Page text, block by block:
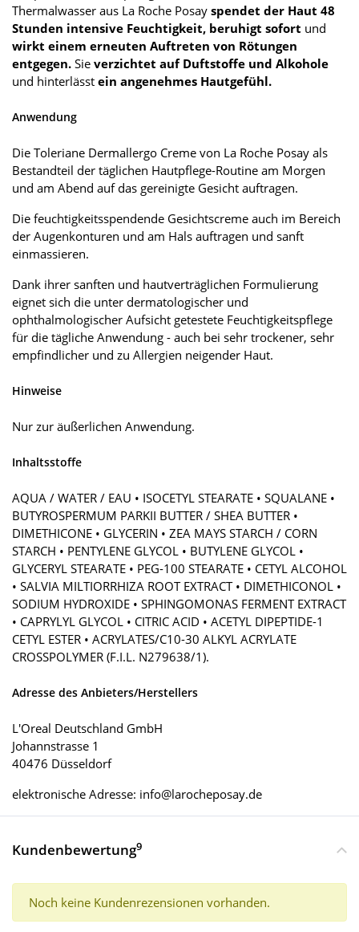
Thermalwasser aus La Roche Posay spendet der Haut 48
Stunden intensive Feuchtigkeit, beruhigt sofort und
wirkt einem erneuten Auftreten von Rötungen
entgegen. Sie verzichtet auf Duftstoffe und Alkohole
und hinterlässt ein angenehmes Hautgefühl.
Anwendung
Die Toleriane Dermallergo Creme von La Roche Posay als
Bestandteil der täglichen Hautpflege-Routine am Morgen
und am Abend auf das gereinigte Gesicht auftragen.
Die feuchtigkeitsspendende Gesichtscreme auch im Bereich
der Augenkonturen und am Hals auftragen und sanft
einmassieren.
Dank ihrer sanften und hautverträglichen Formulierung
eignet sich die unter dermatologischer und
ophthalmologischer Aufsicht getestete Feuchtigkeitspflege
für die tägliche Anwendung - auch bei sehr trockener, sehr
empfindlicher und zu Allergien neigender Haut.
Hinweise
Nur zur äußerlichen Anwendung.
Inhaltsstoffe
AQUA / WATER / EAU • ISOCETYL STEARATE • SQUALANE •
BUTYROSPERMUM PARKII BUTTER / SHEA BUTTER •
DIMETHICONE • GLYCERIN • ZEA MAYS STARCH / CORN
STARCH • PENTYLENE GLYCOL • BUTYLENE GLYCOL •
GLYCERYL STEARATE • PEG-100 STEARATE • CETYL ALCOHOL
• SALVIA MILTIORRHIZA ROOT EXTRACT • DIMETHICONOL •
SODIUM HYDROXIDE • SPHINGOMONAS FERMENT EXTRACT
• CAPRYLYL GLYCOL • CITRIC ACID • ACETYL DIPEPTIDE-1
CETYL ESTER • ACRYLATES/C10-30 ALKYL ACRYLATE
CROSSPOLYMER (F.I.L. N279638/1).
Adresse des Anbieters/Herstellers
L'Oreal Deutschland GmbH
Johannstrasse 1
40476 Düsseldorf
elektronische Adresse: info@larocheposay.de
Kundenbewertung9
Noch keine Kundenrezensionen vorhanden.